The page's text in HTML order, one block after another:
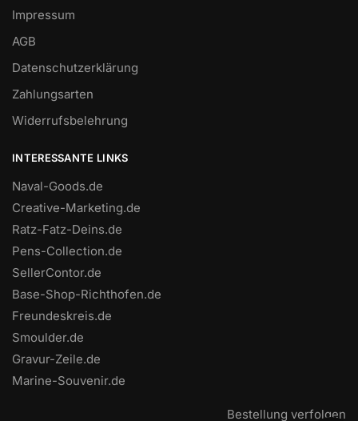
Impressum
AGB
Datenschutzerklärung
Zahlungsarten
Widerrufsbelehrung
INTERESSANTE LINKS
Naval-Goods.de
Creative-Marketing.de
Ratz-Fatz-Deins.de
Pens-Collection.de
SellerContor.de
Base-Shop-Richthofen.de
Freundeskreis.de
Smoulder.de
Gravur-Zeile.de
Marine-Souvenir.de
Bestellung verfolgen